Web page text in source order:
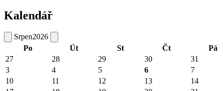
Kalendář
Srpen2026
Po
Út St Čt
Pá
27
28 29 30
31
3
4 5 6
7
10
11 12 13
14